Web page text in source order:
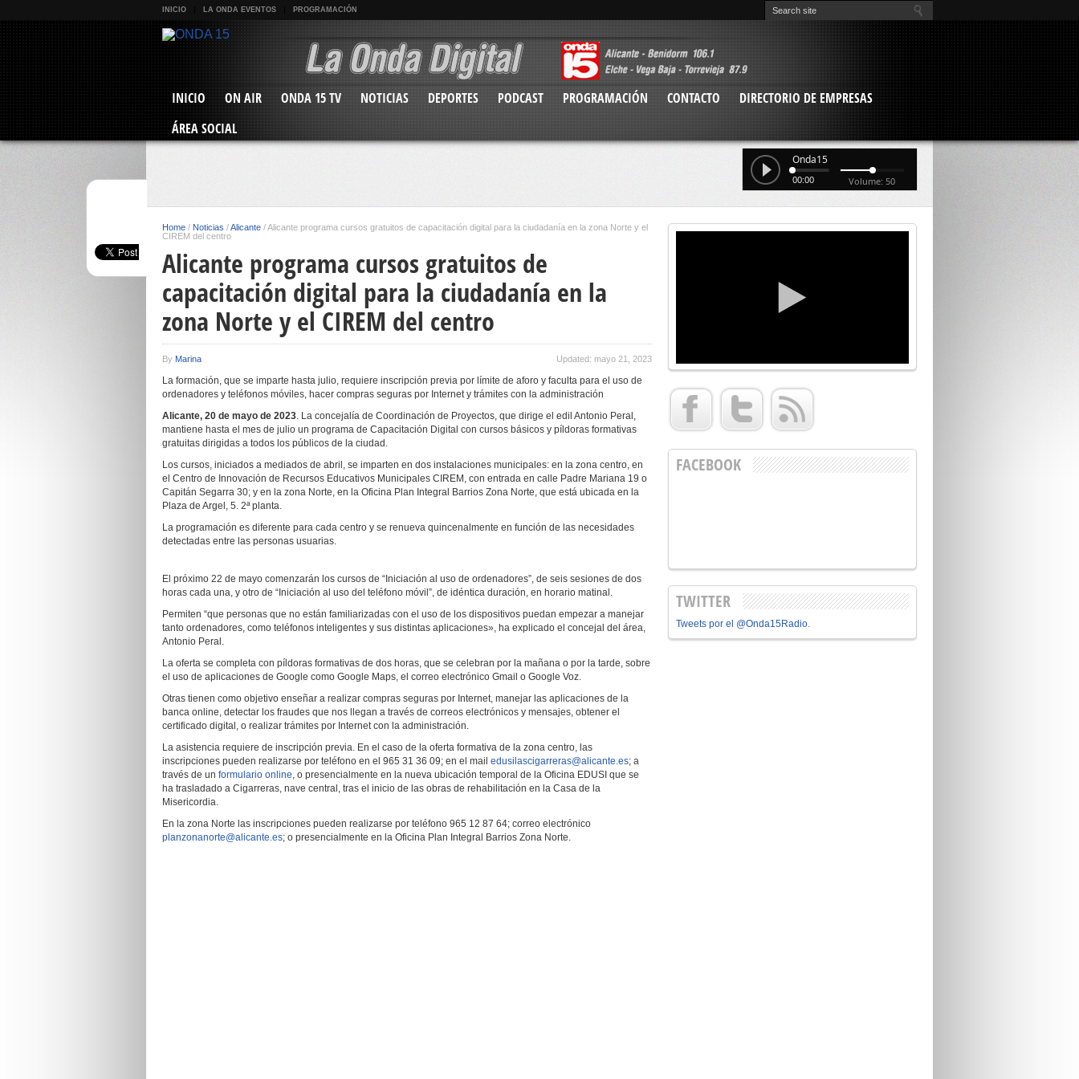
INICIO LA ONDA EVENTOS PROGRAMACIÓN
INICIO ON AIR ONDA 15 TV NOTICIAS DEPORTES PODCAST PROGRAMACIÓN CONTACTO
DIRECTORIO DE EMPRESAS
ÁREA SOCIAL
Onda15
00:00 Volume: 50
Home / Noticias /Alicante /Alicante programa cursos gratuitos de capacitación digital para la ciudadanía en la zona Norte y el
CIREM del centro
Alicante programa cursos gratuitos de
capacitación digital para la ciudadanía en la
zona Norte y el CIREM del centro
By Marina Updated: mayo 21, 2023
La formación, que se imparte hasta julio, requiere inscripción previa por límite de aforo y faculta para el uso de
ordenadores y teléfonos móviles, hacer compras seguras por Internet y trámites con la administración
Alicante, 20 de mayo de 2023. La concejalía de Coordinación de Proyectos, que dirige el edil Antonio Peral,
mantiene hasta el mes de julio un programa de Capacitación Digital con cursos básicos y píldoras formativas
gratuitas dirigidas a todos los públicos de la ciudad.
Los cursos, iniciados a mediados de abril, se imparten en dos instalaciones municipales: en la zona centro, en
el Centro de Innovación de Recursos Educativos Municipales CIREM, con entrada en calle Padre Mariana 19 o
Capitán Segarra 30; y en la zona Norte, en la Oficina Plan Integral Barrios Zona Norte, que está ubicada en la
Plaza de Argel, 5. 2ª planta.
La programación es diferente para cada centro y se renueva quincenalmente en función de las necesidades
detectadas entre las personas usuarias.
El próximo 22 de mayo comenzarán los cursos de “Iniciación al uso de ordenadores”, de seis sesiones de dos
horas cada una, y otro de “Iniciación al uso del teléfono móvil”, de idéntica duración, en horario matinal.
Permiten “que personas que no están familiarizadas con el uso de los dispositivos puedan empezar a manejar
tanto ordenadores, como teléfonos inteligentes y sus distintas aplicaciones», ha explicado el concejal del área,
Antonio Peral.
La oferta se completa con píldoras formativas de dos horas, que se celebran por la mañana o por la tarde, sobre
el uso de aplicaciones de Google como Google Maps, el correo electrónico Gmail o Google Voz.
Otras tienen como objetivo enseñar a realizar compras seguras por Internet, manejar las aplicaciones de la
banca online, detectar los fraudes que nos llegan a través de correos electrónicos y mensajes, obtener el
certificado digital, o realizar trámites por Internet con la administración.
La asistencia requiere de inscripción previa. En el caso de la oferta formativa de la zona centro, las
inscripciones pueden realizarse por teléfono en el 965 31 36 09; en el mail edusilascigarreras@alicante.es; a
través de un formulario online, o presencialmente en la nueva ubicación temporal de la Oficina EDUSI que se
ha trasladado a Cigarreras, nave central, tras el inicio de las obras de rehabilitación en la Casa de la
Misericordia.
En la zona Norte las inscripciones pueden realizarse por teléfono 965 12 87 64; correo electrónico
planzonanorte@alicante.es; o presencialmente en la Oficina Plan Integral Barrios Zona Norte.
FACEBOOK
TWITTER
Tweets por el @Onda15Radio.